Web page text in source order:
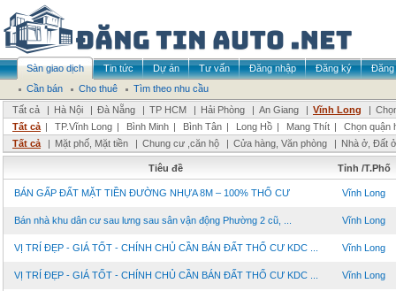
Sàn giao dịch Tin tức Dự án Tư vấn Đăng nhập Đăng ký
Đăng
Cần bán
Cho thuê
Tìm theo nhu cầu
Tất cả
| Hà Nội | Đà Nẵng | TP HCM | Hải Phòng | An Giang | Vĩnh Long |
Tất cả | TP.Vĩnh Long | Bình Minh | Bình Tân | Long Hồ | Mang Thít |
Chọn quận
Tất cả
| Mặt phố, Mặt tiền | Chung cư ,căn hộ | Cửa hàng, Văn phòng | Nhà ở, Đất ở
Tiêu đề Tỉnh /T.Phố
BÁN GẤP ĐẤT MẶT TIỀN ĐƯỜNG NHỰA 8M – 100% THỔ CƯ Vĩnh Long
Bán nhà khu dân cư sau lưng sau sân vận động Phường 2 cũ, ... Vĩnh Long
VỊ TRÍ ĐẸP - GIÁ TỐT - CHÍNH CHỦ CẦN BÁN ĐẤT THỔ CƯ KDC ... Vĩnh Long
VỊ TRÍ ĐẸP - GIÁ TỐT - CHÍNH CHỦ CẦN BÁN ĐẤT THỔ CƯ KDC ... Vĩnh Long